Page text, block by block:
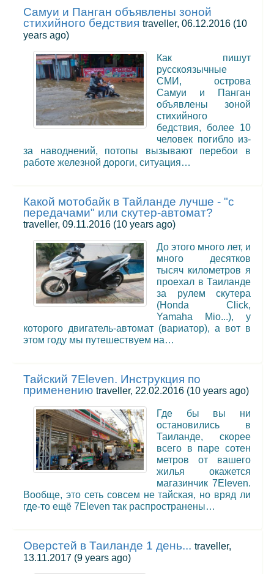
Самуи и Панган объявлены зоной
стихийного бедствия traveller, 06.12.2016 (10
years ago)
Как пишут
русскоязычные
СМИ, острова
Самуи и Панган
объявлены зоной
стихийного
бедствия, более 10
человек погибло из-
за наводнений, потопы вызывают перебои в
работе железной дороги, ситуация…
Какой мотобайк в Тайланде лучше - "с
передачами" или скутер-автомат?
traveller, 09.11.2016 (10 years ago)
До этого много лет, и
много десятков
тысяч километров я
проехал в Таиланде
за рулем скутера
(Honda Click,
Yamaha Mio...), у
которого двигатель-автомат (вариатор), а вот в
этом году мы путешествуем на…
Тайский 7Eleven. Инструкция по
применению traveller, 22.02.2016 (10 years ago)
Где бы вы ни
остановились в
Таиланде, скорее
всего в паре сотен
метров от вашего
жилья окажется
магазинчик 7Eleven.
Вообще, это сеть совсем не тайская, но вряд ли
где-то ещё 7Eleven так распространены…
Оверстей в Таиланде 1 день... traveller,
13.11.2017 (9 years ago)